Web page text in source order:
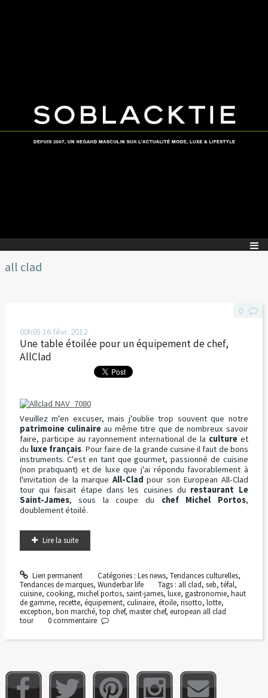
all clad
00h05 16 févr. 2012
Une table étoilée pour un équipement de chef,
AllClad
Veuillez m'en excuser, mais j'oublie trop souvent que notre
patrimoine culinaireau même titre que de nombreux savoir
faire, participe au rayonnement international de la cultureet
du luxe français. Pour faire de la grande cuisine il faut de bons
instruments. C'est en tant que gourmet, passionné de cuisine
(non pratiquant) et de luxe que j'ai répondu favorablement à
l'invitation de la marque All-Clad pour son European All-Clad
tour qui faisait étape dans les cuisines du restaurant Le
Saint-James, sous la coupe du chef Michel Portos,
doublement étoilé.
Lire la suite
Lien permanent Catégories : Les news, Tendances culturelles,
Tendances de marques, Wunderbar life Tags : all clad,seb,téfal,
cuisine, cooking, michel portos, saint-james, luxe, gastronomie, haut
de gamme, recette, équipement, culinaire, étoile, risotto, lotte,
exception, bon marché, top chef, master chef, european all clad
tour
0
0commentaire